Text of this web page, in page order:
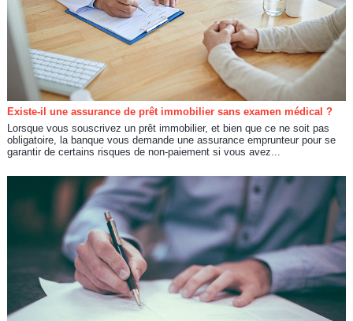
Existe-il une assurance de prêt immobilier sans examen médical ?
Lorsque vous souscrivez un prêt immobilier, et bien que ce ne soit pas
obligatoire, la banque vous demande une assurance emprunteur pour se
garantir de certains risques de non-paiement si vous avez...